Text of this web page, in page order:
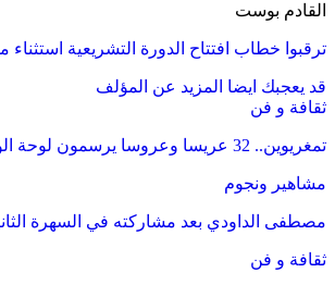
القادم بوست
ترقبوا خطاب افتتاح الدورة التشريعية استثناء
قد يعجبك ايضا المزيد عن المؤلف
ثقافة و فن
تمغريوين.. 32 عريسا وعروسا يرسمون لوحة الوفاء للتراث والتضامن بقلب تنغير
مشاهير ونجوم
مصطفى الداودي بعد مشاركته في السهرة
ثقافة و فن